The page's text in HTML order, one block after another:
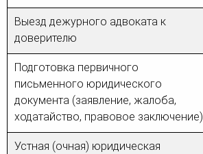
Выезд дежурного адвоката к
доверителю
Подготовка первичного
письменного юридического
документа (заявление, жалоба,
ходатайство, правовое заключение)
Устная (очная) юридическая